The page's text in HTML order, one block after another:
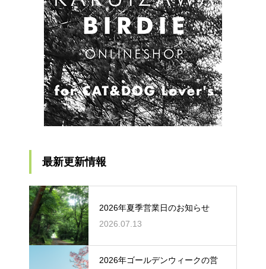
最新更新情報
2026年夏季営業日のお知らせ
2026.07.13
2026年ゴールデンウィークの営